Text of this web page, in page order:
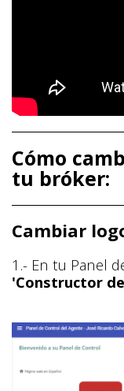
Cómo
tu bróker:
Cambiar
1.- En tu Panel
'Constructor